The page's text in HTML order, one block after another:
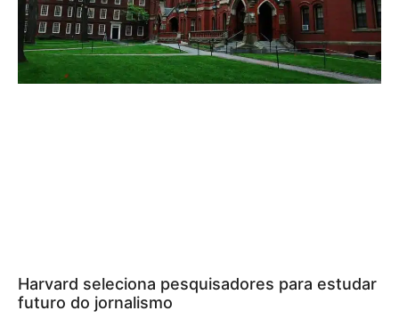
Harvard seleciona pesquisadores para estudar
futuro do jornalismo